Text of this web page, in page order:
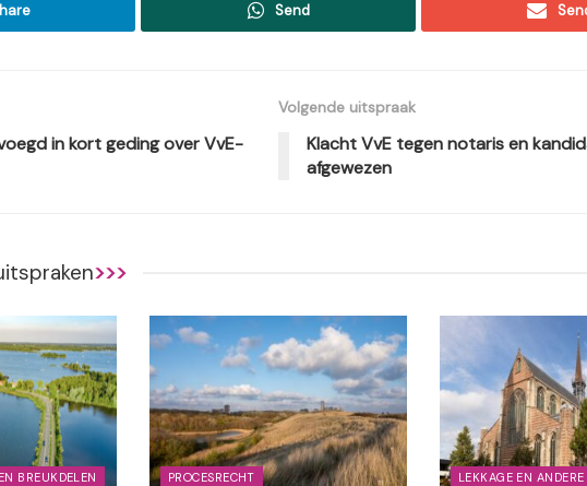
Send
in kort geding over VvE-
Volgende uitspraak
Klacht VvE tegen notaris en
afgewezen
>>>
BREUKDELEN PROCESRECHT LEKKAGE EN ANDERE